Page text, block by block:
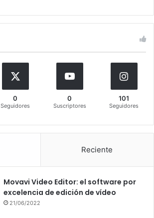
0
Seguidores
0
Suscriptores
101
Seguidores
Reciente
Movavi Video Editor: el software por
excelencia de edición de vídeo
21/06/2022